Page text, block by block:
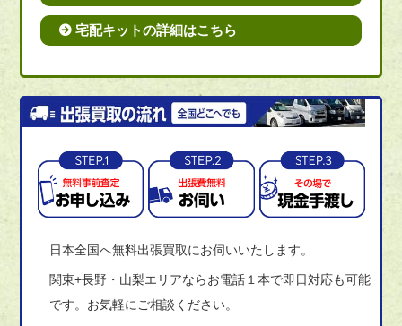
宅配キットの詳細はこちら
日本全国へ無料出張買取にお伺いいたします。
関東+長野・山梨エリアならお電話１本で即日対応も可能
です。お気軽にご相談ください。